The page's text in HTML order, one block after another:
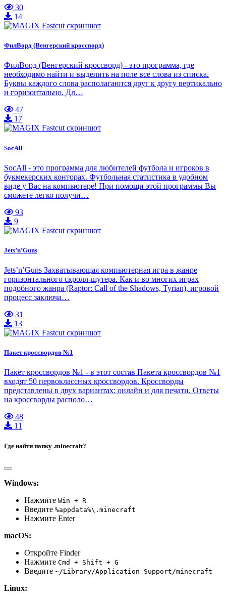
30
14
ФилВорд (Венгерский кроссворд)
ФилВорд (Венгерский кроссворд) - это программа, где
необходимо найти и выделить на поле все слова из списка.
Буквы каждого слова располагаются друг к другу вертикально
и горизонтально. Дл…
47
17
SocAll
SocAll - это программа для любителей футбола и игроков в
букмекерских конторах. Футбольная статистика в удобном
виде у Вас на компьютере! При помощи этой программы Вы
сможете легко получи…
93
9
Jets’n’Guns
Jets’n’Guns Захватывающая компьютерная игра в жанре
горизонтального скролл-шутера. Как и во многих играх
подобного жанра (Raptor: Call of the Shadows, Tyrian), игровой
процесс заключа…
31
13
Пакет кроссвордов №1
Пакет кроссвордов №1 - в этот состав Пакета кроссвордов №1
входят 50 первоклассных кроссвордов. Кроссворды
представлены в двух вариантах: онлайн и для печати. Ответы
на кроссворды располо…
48
11
Где найти папку .minecraft?
Windows:
Нажмите Win + R
Введите %appdata%\.minecraft
Нажмите Enter
macOS:
Откройте Finder
Нажмите Cmd + Shift + G
Введите ~/Library/Application Support/minecraft
Linux: